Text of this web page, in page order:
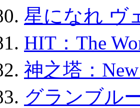
星になれ ヴ
HIT：The
神之塔：
グランブル